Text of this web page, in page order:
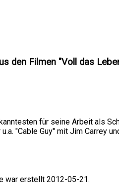
den Filmen "Voll das
für seine Arbeit als
"Cable Guy" mit Jim Carrey
war erstellt 2012-05-21.